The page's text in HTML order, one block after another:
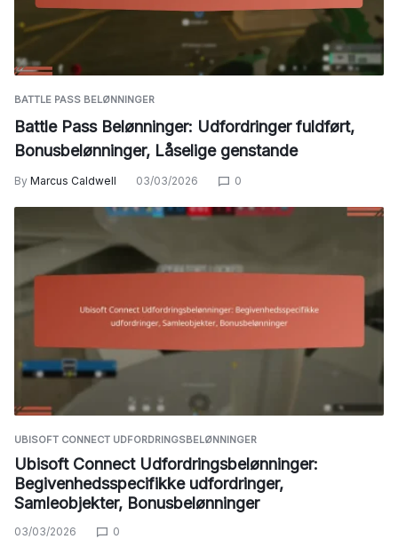
BATTLE PASS BELØNNINGER
Battle Pass Belønninger: Udfordringer fuldført,
Bonusbelønninger, Låselige genstande
By Marcus Caldwell 03/03/2026 0
UBISOFT CONNECT UDFORDRINGSBELØNNINGER
Ubisoft Connect Udfordringsbelønninger:
Begivenhedsspecifikke udfordringer,
Samleobjekter, Bonusbelønninger
03/03/2026 0